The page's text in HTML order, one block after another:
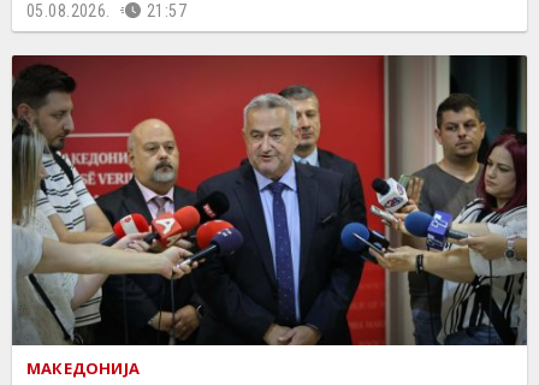
05.08.2026. 21:57
МАКЕДОНИЈА